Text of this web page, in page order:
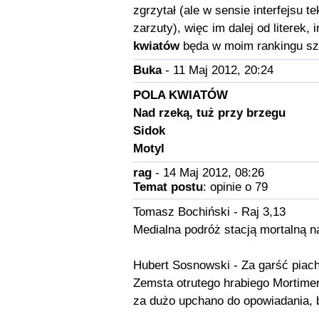
zgrzytał (ale w sensie interfejsu
zarzuty), więc im dalej od literek,
kwiatówbęda w moim rankingu
Buka- 11 Maj 2012, 20:24
POLA KWIATÓW
Nad rzeką, tuż przy brzegu
Sidok
Motyl
rag- 14 Maj 2012, 08:26
Temat postu: opinie o 79
Tomasz Bochiński - Raj 3,13
Medialna podróż stacją mortalną
Hubert Sosnowski - Za garść
Zemsta otrutego hrabiego
za dużo upchano do opowiadania,